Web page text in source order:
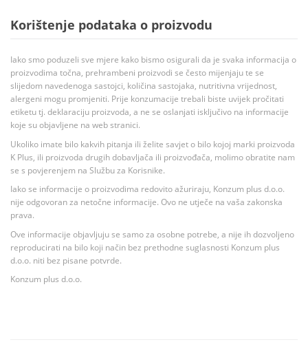
Korištenje podataka o proizvodu
Iako smo poduzeli sve mjere kako bismo osigurali da je svaka informacija o
proizvodima točna, prehrambeni proizvodi se često mijenjaju te se
slijedom navedenoga sastojci, količina sastojaka, nutritivna vrijednost,
alergeni mogu promjeniti. Prije konzumacije trebali biste uvijek pročitati
etiketu tj. deklaraciju proizvoda, a ne se oslanjati isključivo na informacije
koje su objavljene na web stranici.
Ukoliko imate bilo kakvih pitanja ili želite savjet o bilo kojoj marki proizvoda
K Plus, ili proizvoda drugih dobavljača ili proizvođača, molimo obratite nam
se s povjerenjem na Službu za Korisnike.
Iako se informacije o proizvodima redovito ažuriraju, Konzum plus d.o.o.
nije odgovoran za netočne informacije. Ovo ne utječe na vaša zakonska
prava.
Ove informacije objavljuju se samo za osobne potrebe, a nije ih dozvoljeno
reproducirati na bilo koji način bez prethodne suglasnosti Konzum plus
d.o.o. niti bez pisane potvrde.
Konzum plus d.o.o.